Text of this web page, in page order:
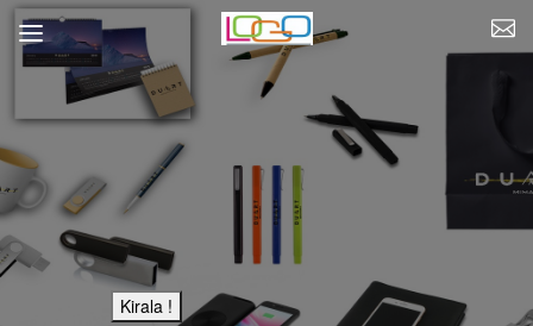
Bu Reklam Sayfası Kiralıktır.
Kirala !